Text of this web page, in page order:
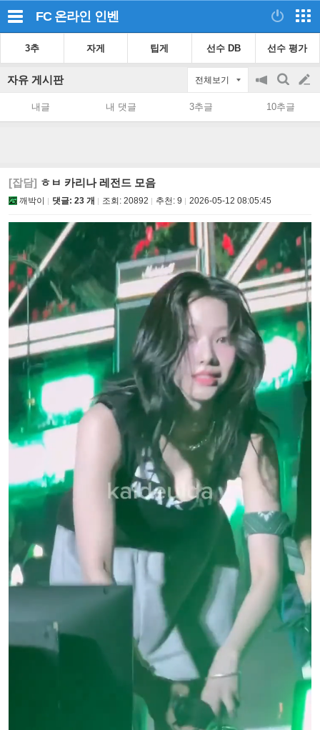
FC 온라인 인벤
3추 자게 팁게 선수 DB 선수 평가
자유 게시판 전체보기
공
지
on/off
검
색
글
쓰
내글 내 댓글 3추글 10추글
[잡담] ㅎㅂ 카리나 레전드 모음
깨박이 댓글: 23 개 조회: 20892 추천: 9 2026-05-12 08:05:45